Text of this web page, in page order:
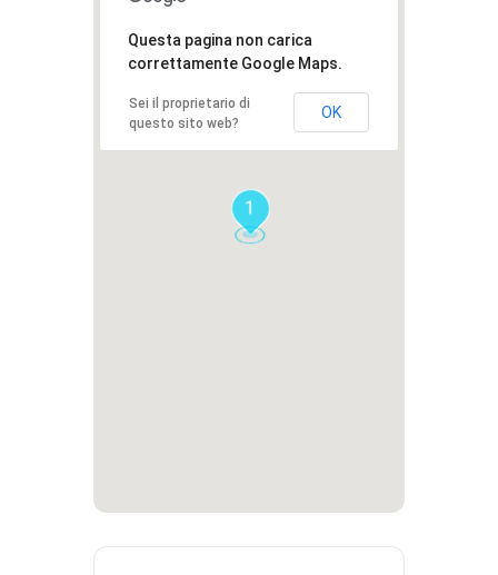
1
Questa pagina non carica
correttamente Google Maps.
Sei il proprietario di
questo sito web?
OK